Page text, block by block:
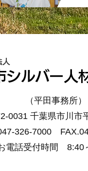
（平田事務所）
0031 千葉県市川市
326-7000
電話受付時間 8:40